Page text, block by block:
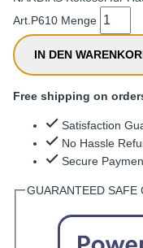
Art.P610 Menge
IN DEN
Free shipping on
Satisfaction
No Hassle
Secure
GUARANTEED SAFE